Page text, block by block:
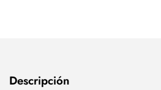
Descripción